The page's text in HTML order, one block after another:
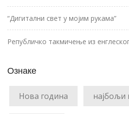
“Дигитални свет у мојим рукама”
Републичко такмичење из
Ознаке
Нова година најбољи